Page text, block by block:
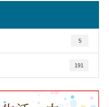
5
191